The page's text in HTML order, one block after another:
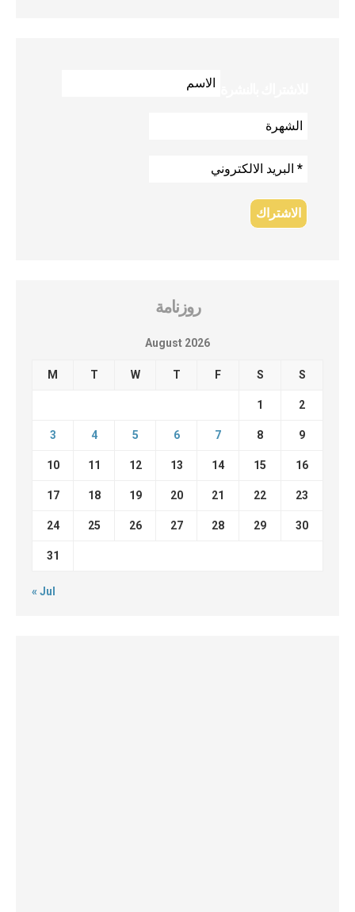
روزنامة
August 2026
M T W T F S S
1 2
3 4 5 6 7 8 9
10 11 12 13 14 15 16
17 18 19 20 21 22 23
24 25 26 27 28 29 30
31
« Jul